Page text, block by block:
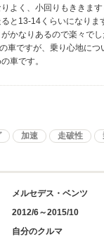
よく、小回りもききま
と13-14くらいになりま
かなりあるので楽々でし
車ですが、乗り心地につ
車です。
加速 走破性
メルセデス・ベンツ
2012/6～2015/10
自分のクルマ